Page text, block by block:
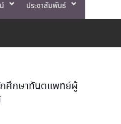
ประชาสัมพันธ์
กศึกษาทันตแพทย์ผู้